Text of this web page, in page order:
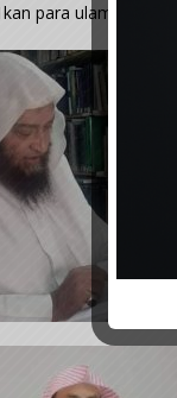
para ulama,